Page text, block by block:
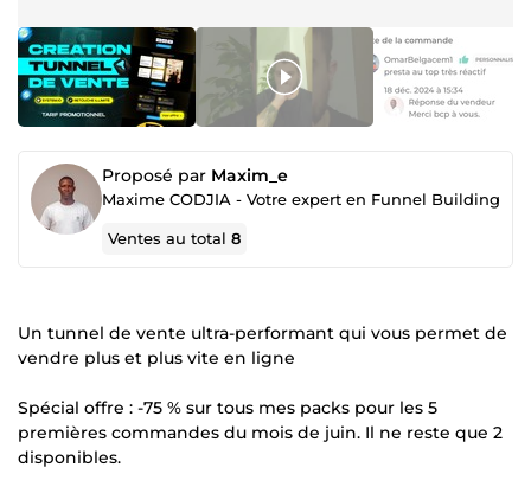
Proposé par Maxim_e
Maxime CODJIA - Votre expert en Funnel Building
Ventes au total8
Un tunnel de vente ultra-performant qui vous permet de
vendre plus et plus vite en ligne
Spécial offre : -75 % sur tous mes packs pour les 5
premières commandes du mois de juin. Il ne reste que 2
disponibles.